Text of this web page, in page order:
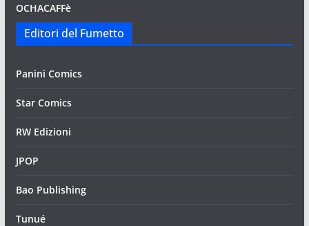
OCHACAFFè
Editori del Fumetto
Panini Comics
Star Comics
RW Edizioni
JPOP
Bao Publishing
Tunué